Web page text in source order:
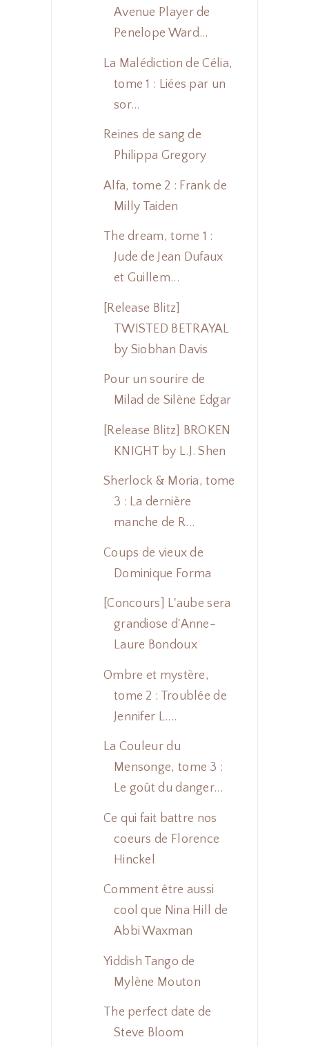
Avenue Player de
Penelope Ward...
La Malédiction de Célia,
tome 1 : Liées par un
sor...
Reines de sang de
Philippa Gregory
Alfa, tome 2 : Frank de
Milly Taiden
The dream, tome 1 :
Jude de Jean Dufaux
et Guillem...
[Release Blitz]
TWISTED BETRAYAL
by Siobhan Davis
Pour un sourire de
Milad de Silène Edgar
[Release Blitz] BROKEN
KNIGHT by L.J. Shen
Sherlock & Moria, tome
3 : La dernière
manche de R...
Coups de vieux de
Dominique Forma
[Concours] L'aube sera
grandiose d'Anne-
Laure Bondoux
Ombre et mystère,
tome 2 : Troublée de
Jennifer L....
La Couleur du
Mensonge, tome 3 :
Le goût du danger...
Ce qui fait battre nos
coeurs de Florence
Hinckel
Comment être aussi
cool que Nina Hill de
Abbi Waxman
Yiddish Tango de
Mylène Mouton
The perfect date de
Steve Bloom